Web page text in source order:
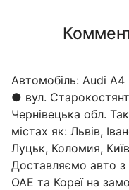
Автомобіль: Audi
● вул.
Чернівецька обл.
містах як: Львів,
Луцьк, Коломия,
Доставляємо авто
ОАЕ та Кореї на